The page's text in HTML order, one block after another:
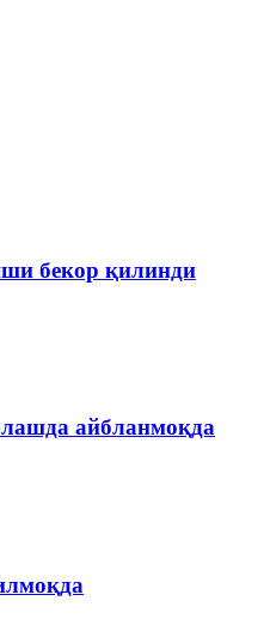
бекор қилинди
айбланмоқда